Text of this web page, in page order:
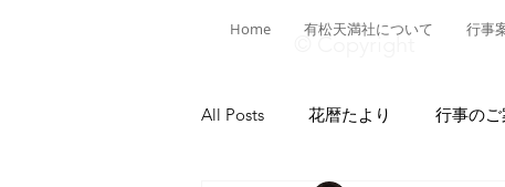
Home 有松天満社について 行事
© Copyright
All Posts 花暦たより 行事のご